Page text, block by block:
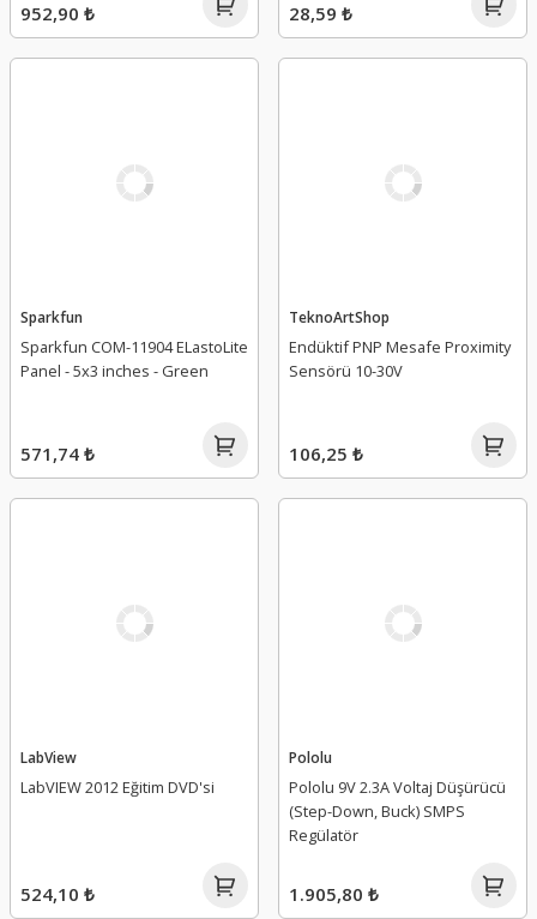
952,90 ₺ 28,59 ₺
Sparkfun
Sparkfun COM-11904 ELastoLite
Panel - 5x3 inches - Green
571,74 ₺
TeknoArtShop
Endüktif PNP Mesafe Proximity
Sensörü 10-30V
106,25 ₺
LabView
LabVIEW 2012 Eğitim DVD'si
524,10 ₺
Pololu
Pololu 9V 2.3A Voltaj Düşürücü
(Step-Down, Buck) SMPS
Regülatör
1.905,80 ₺